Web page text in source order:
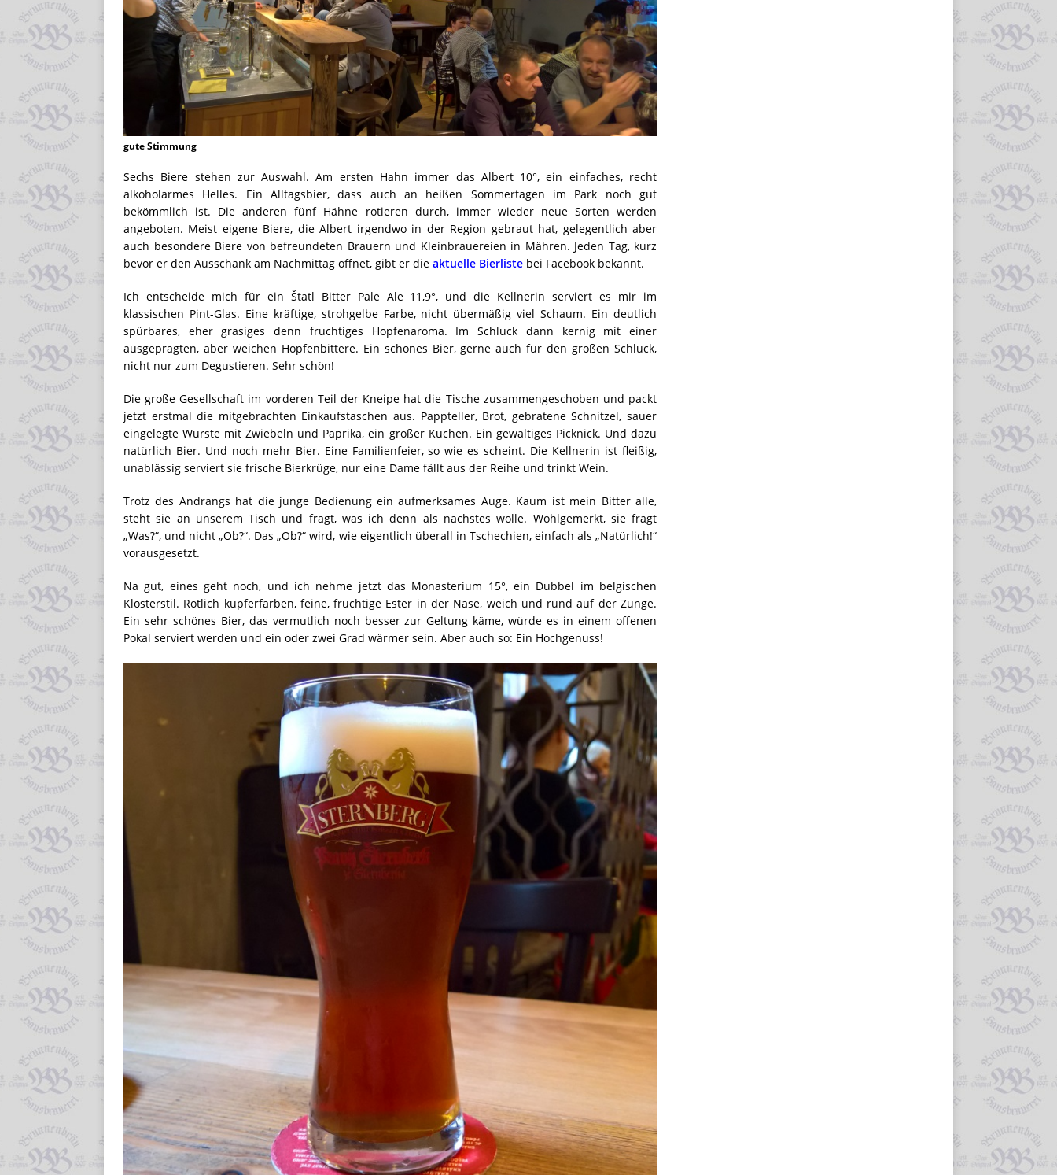
gute Stimmung
Sechs Biere stehen zur Auswahl. Am ersten Hahn immer das Albert 10°, ein einfaches, recht
alkoholarmes Helles. Ein Alltagsbier, dass auch an heißen Sommertagen im Park noch gut
bekömmlich ist. Die anderen fünf Hähne rotieren durch, immer wieder neue Sorten werden
angeboten. Meist eigene Biere, die Albert irgendwo in der Region gebraut hat, gelegentlich aber
auch besondere Biere von befreundeten Brauern und Kleinbrauereien in Mähren. Jeden Tag, kurz
bevor er den Ausschank am Nachmittag öffnet, gibt er die aktuelle Bierliste bei Facebook bekannt.
Ich entscheide mich für ein Štatl Bitter Pale Ale 11,9°, und die Kellnerin serviert es mir im
klassischen Pint-Glas. Eine kräftige, strohgelbe Farbe, nicht übermäßig viel Schaum. Ein deutlich
spürbares, eher grasiges denn fruchtiges Hopfenaroma. Im Schluck dann kernig mit einer
ausgeprägten, aber weichen Hopfenbittere. Ein schönes Bier, gerne auch für den großen Schluck,
nicht nur zum Degustieren. Sehr schön!
Die große Gesellschaft im vorderen Teil der Kneipe hat die Tische zusammengeschoben und packt
jetzt erstmal die mitgebrachten Einkaufstaschen aus. Pappteller, Brot, gebratene Schnitzel, sauer
eingelegte Würste mit Zwiebeln und Paprika, ein großer Kuchen. Ein gewaltiges Picknick. Und dazu
natürlich Bier. Und noch mehr Bier. Eine Familienfeier, so wie es scheint. Die Kellnerin ist fleißig,
unablässig serviert sie frische Bierkrüge, nur eine Dame fällt aus der Reihe und trinkt Wein.
Trotz des Andrangs hat die junge Bedienung ein aufmerksames Auge. Kaum ist mein Bitter alle,
steht sie an unserem Tisch und fragt, was ich denn als nächstes wolle. Wohlgemerkt, sie fragt
„Was?“, und nicht „Ob?“. Das „Ob?“ wird, wie eigentlich überall in Tschechien, einfach als „Natürlich!“
vorausgesetzt.
Na gut, eines geht noch, und ich nehme jetzt das Monasterium 15°, ein Dubbel im belgischen
Klosterstil. Rötlich kupferfarben, feine, fruchtige Ester in der Nase, weich und rund auf der Zunge.
Ein sehr schönes Bier, das vermutlich noch besser zur Geltung käme, würde es in einem offenen
Pokal serviert werden und ein oder zwei Grad wärmer sein. Aber auch so: Ein Hochgenuss!